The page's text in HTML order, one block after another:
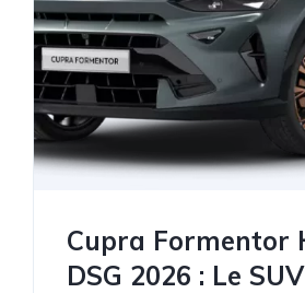
Cupra Formentor
DSG 2026 : Le